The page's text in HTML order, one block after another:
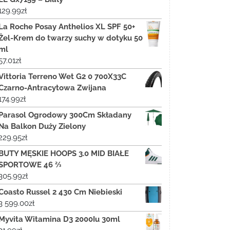
zł
Roche Posay Anthelios XL SPF 50+
Krem do twarzy suchy w dotyku 50
zł
Terreno Wet G2 0 700X33C
Antracytowa Zwijana
zł
Ogrodowy 300Cm Składany
Balkon Duży Zielony
zł
MĘSKIE HOOPS 3.0 MID BIAŁE
46 ⅔
zł
Russel 2 430 Cm Niebieski
599.00zł
Witamina D3 2000Iu 30ml